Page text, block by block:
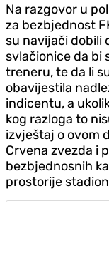
Na razgovor u
za bezbjednost
su navijači dobili
svlačionice da bi
treneru, te da li
obavijestila
indicentu, a
kog razloga to
izvještaj o ovom
Crvena zvezda i
bezbjednosnih
prostorije